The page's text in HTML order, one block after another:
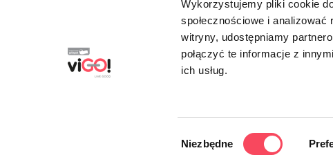
Wykorzystujemy pliki cookie
społecznościowe i
witryny, udostępniamy
połączyć te informacje z
ich usług.
Niezbędne
Lieferantenportal
B2B - dlaczego warto?
© 2026 - viGO! - All rights reserved.